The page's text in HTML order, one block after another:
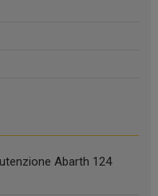
Abarth 124